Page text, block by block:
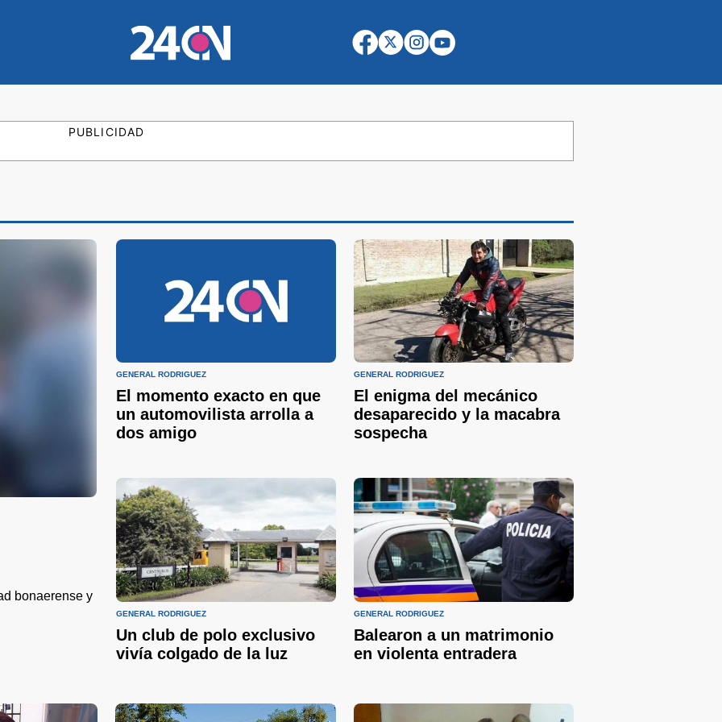
PUBLICIDAD
bonaerense y
GENERAL RODRIGUEZ
El momento exacto en que
un automovilista arrolla a
dos amigo
GENERAL RODRIGUEZ
El enigma del mecánico
desaparecido y la macabra
sospecha
GENERAL RODRIGUEZ
Un club de polo exclusivo
vivía colgado de la luz
GENERAL RODRIGUEZ
Balearon a un matrimonio
en violenta entradera